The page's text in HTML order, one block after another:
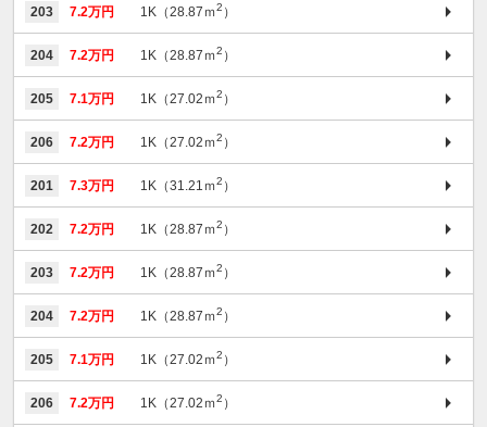
203 7.2万円 1K（28.87ｍ2 ）
204 7.2万円 1K（28.87ｍ2 ）
205 7.1万円 1K（27.02ｍ2 ）
206 7.2万円 1K（27.02ｍ2 ）
201 7.3万円 1K（31.21ｍ2 ）
202 7.2万円 1K（28.87ｍ2 ）
203 7.2万円 1K（28.87ｍ2 ）
204 7.2万円 1K（28.87ｍ2 ）
205 7.1万円 1K（27.02ｍ2 ）
206 7.2万円 1K（27.02ｍ2 ）